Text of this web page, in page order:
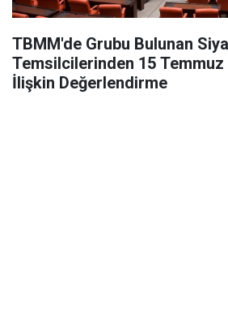
TBMM'de Grubu Bulunan
Temsilcilerinden 15
İlişkin Değerlendirme